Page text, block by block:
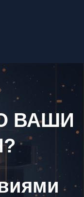
ВАШИ